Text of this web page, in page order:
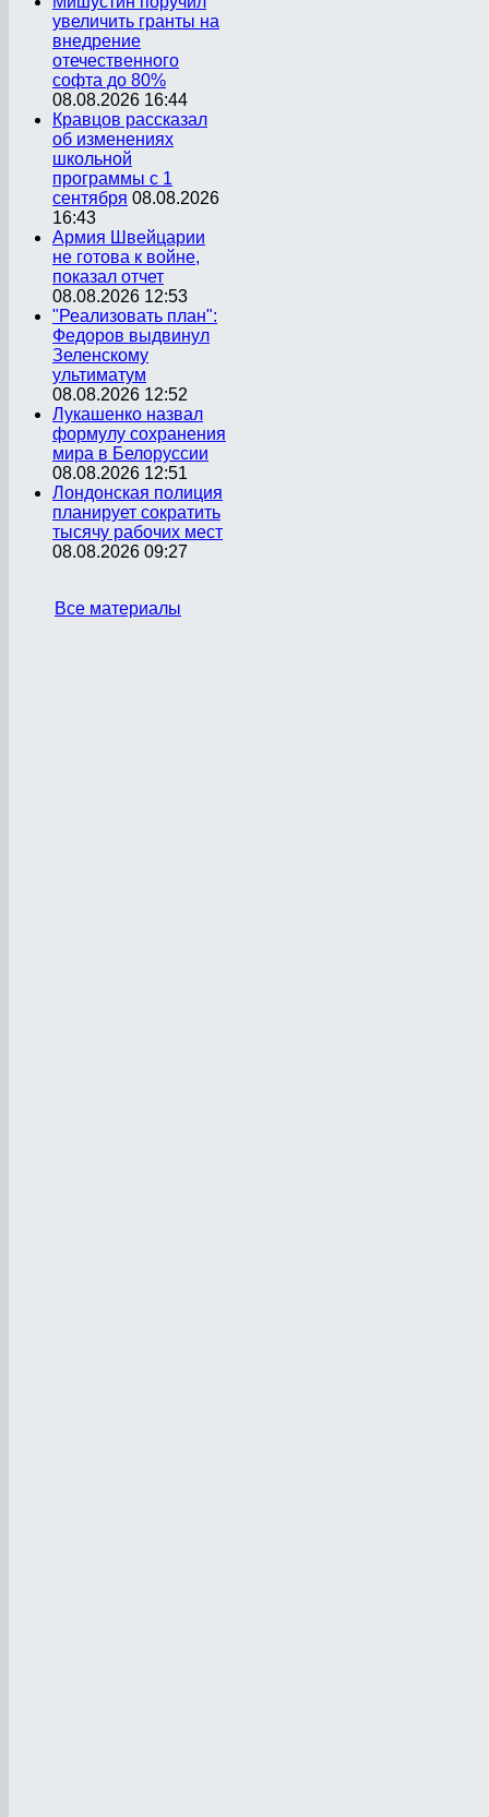
увеличить гранты на
внедрение
отечественного
софта до 80%
08.08.2026 16:44
Кравцов рассказал
об изменениях
школьной
программы с 1
сентября 08.08.2026
16:43
Армия Швейцарии
не готова к войне,
показал отчет
08.08.2026 12:53
"Реализовать план":
Федоров выдвинул
Зеленскому
ультиматум
08.08.2026 12:52
Лукашенко назвал
формулу сохранения
мира в Белоруссии
08.08.2026 12:51
Лондонская полиция
планирует сократить
тысячу рабочих мест
08.08.2026 09:27
Все материалы